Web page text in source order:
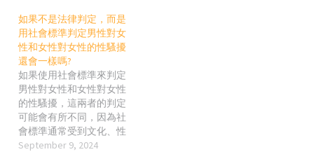
要克服更多的社會障礙和
懷疑來得到同情和支持。
台灣社會對男性受害者的
反應和挑戰 性別刻板印象
的影響： 台灣社會中，男
性通常被視為應該堅強、
有力量且具備保護能力的
人。因此，當男性表示自
己是性騷擾的受害者時，
有些人可能會覺得這與傳
如果不是法律判定，而是
用社會標準判定男性對女
性和女性對女性的性騷擾
還會一樣嗎?
如果使用社會標準來判定
男性對女性和女性對女性
的性騷擾，這兩者的判定
可能會有所不同，因為社
會標準通常受到文化、性
別觀念和社會偏見的影
September 9, 2024